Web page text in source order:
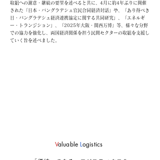
取組への謝意・継続の要望を述べると共に、4月に約4年ぶりに開催
された「日本・バングラデシュ官民合同経済対話」や、「あり得べき
日・バングラデシュ経済連携協定に関する共同研究」、「エネルギ
ー・トランジション」、「2025年大阪・関西万博」等、様々な分野
での協力を強化し、両国経済関係を担う民間セクターの取組を支援し
ていく旨を述べました。
Valuable Logistics